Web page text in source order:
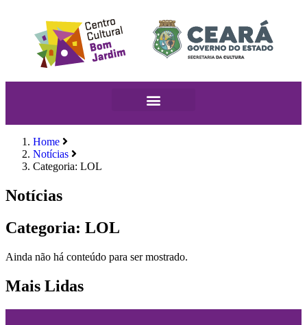
Home
Notícias
Categoria: LOL
Notícias
Categoria: LOL
Ainda não há conteúdo para ser mostrado.
Mais Lidas